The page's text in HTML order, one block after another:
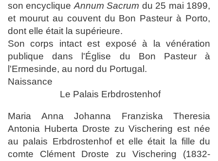
son encycliqueAnnum Sacrum du 25 mai 1899,
et mourut au couvent du Bon Pasteur à Porto,
dont elle était la supérieure.
Son corps intact est exposé à la vénération
publique dans l'Église du Bon Pasteur à
l'Ermesinde, au nord du Portugal.
Naissance
Le Palais Erbdrostenhof
Maria Anna Johanna Franziska Theresia
Antonia Huberta Droste zu Vischering est née
au palais Erbdrostenhof et elle était la fille du
comte Clément Droste zu Vischering (1832-